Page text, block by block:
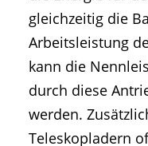
gleichzeitig die
Arbeitsleistung
kann die
durch diese
werden.
Teleskopladern